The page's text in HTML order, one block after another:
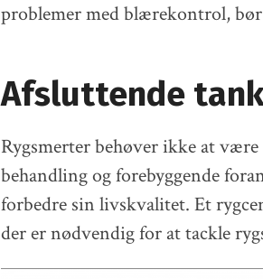
problemer med blærekontrol,
Afsluttende
Rygsmerter behøver ikke at
behandling og forebyggende
forbedre sin livskvalitet. Et
der er nødvendig for at tackle